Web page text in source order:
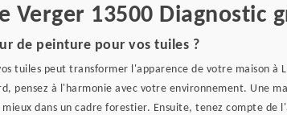
Verger 13500 Diagnostic
de peinture pour vos tuiles ?
tuiles peut transformer l'apparence de votre maison à
pensez à l'harmonie avec votre environnement. Une
dans un cadre forestier. Ensuite, tenez compte